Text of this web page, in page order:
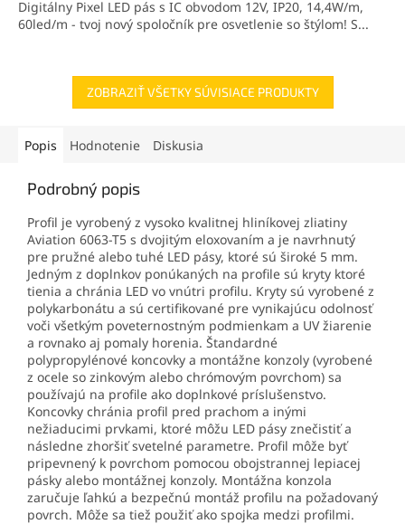
hviezdičiek.
Digitálny Pixel LED pás s IC obvodom 12V, IP20, 14,4W/m,
60led/m - tvoj nový spoločník pre osvetlenie so štýlom! S...
ZOBRAZIŤ VŠETKY SÚVISIACE PRODUKTY
Popis Hodnotenie Diskusia
Podrobný popis
Profil je vyrobený z vysoko kvalitnej hliníkovej zliatiny
Aviation 6063-T5 s dvojitým eloxovaním a je navrhnutý
pre pružné alebo tuhé LED pásy, ktoré sú široké 5 mm.
Jedným z doplnkov ponúkaných na profile sú kryty ktoré
tienia a chránia LED vo vnútri profilu. Kryty sú vyrobené z
polykarbonátu a sú certifikované pre vynikajúcu odolnosť
voči všetkým poveternostným podmienkam a UV žiarenie
a rovnako aj pomaly horenia. Štandardné
polypropylénové koncovky a montážne konzoly (vyrobené
z ocele so zinkovým alebo chrómovým povrchom) sa
používajú na profile ako doplnkové príslušenstvo.
Koncovky chránia profil pred prachom a inými
nežiaducimi prvkami, ktoré môžu LED pásy znečistiť a
následne zhoršiť svetelné parametre. Profil môže byť
pripevnený k povrchom pomocou obojstrannej lepiacej
pásky alebo montážnej konzoly. Montážna konzola
zaručuje ľahkú a bezpečnú montáž profilu na požadovaný
povrch. Môže sa tiež použiť ako spojka medzi profilmi.